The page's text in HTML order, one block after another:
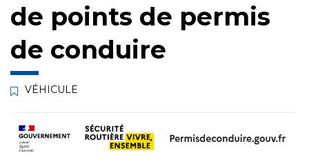
de points de permis
de conduire
VÉHICULE